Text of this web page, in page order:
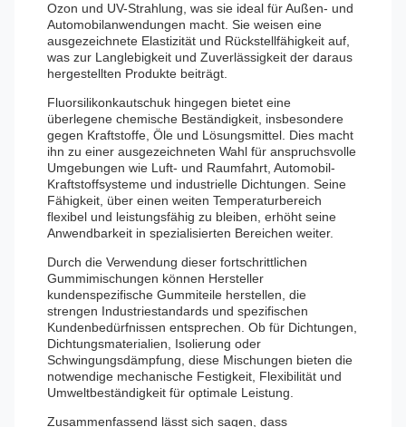
Ozon und UV-Strahlung, was sie ideal für Außen- und
Automobilanwendungen macht. Sie weisen eine
ausgezeichnete Elastizität und Rückstellfähigkeit auf,
was zur Langlebigkeit und Zuverlässigkeit der daraus
hergestellten Produkte beiträgt.
Fluorsilikonkautschuk hingegen bietet eine
überlegene chemische Beständigkeit, insbesondere
gegen Kraftstoffe, Öle und Lösungsmittel. Dies macht
ihn zu einer ausgezeichneten Wahl für anspruchsvolle
Umgebungen wie Luft- und Raumfahrt, Automobil-
Kraftstoffsysteme und industrielle Dichtungen. Seine
Fähigkeit, über einen weiten Temperaturbereich
flexibel und leistungsfähig zu bleiben, erhöht seine
Anwendbarkeit in spezialisierten Bereichen weiter.
Durch die Verwendung dieser fortschrittlichen
Gummimischungen können Hersteller
kundenspezifische Gummiteile herstellen, die
strengen Industriestandards und spezifischen
Kundenbedürfnissen entsprechen. Ob für Dichtungen,
Dichtungsmaterialien, Isolierung oder
Schwingungsdämpfung, diese Mischungen bieten die
notwendige mechanische Festigkeit, Flexibilität und
Umweltbeständigkeit für optimale Leistung.
Zusammenfassend lässt sich sagen, dass